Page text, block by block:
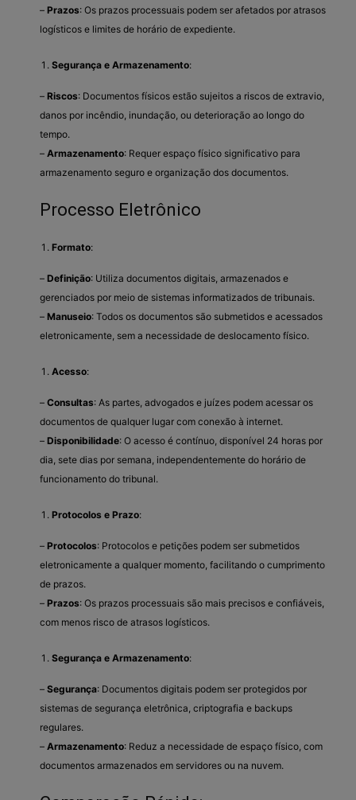
– Prazos: Os prazos processuais podem ser afetados por atrasos
logísticos e limites de horário de expediente.
Segurança e Armazenamento:
– Riscos: Documentos físicos estão sujeitos a riscos de extravio,
danos por incêndio, inundação, ou deterioração ao longo do
tempo.
– Armazenamento: Requer espaço físico significativo para
armazenamento seguro e organização dos documentos.
Processo Eletrônico
Formato:
– Definição: Utiliza documentos digitais, armazenados e
gerenciados por meio de sistemas informatizados de tribunais.
– Manuseio: Todos os documentos são submetidos e acessados
eletronicamente, sem a necessidade de deslocamento físico.
Acesso:
– Consultas: As partes, advogados e juízes podem acessar os
documentos de qualquer lugar com conexão à internet.
– Disponibilidade: O acesso é contínuo, disponível 24 horas por
dia, sete dias por semana, independentemente do horário de
funcionamento do tribunal.
Protocolos e Prazo:
– Protocolos: Protocolos e petições podem ser submetidos
eletronicamente a qualquer momento, facilitando o cumprimento
de prazos.
– Prazos: Os prazos processuais são mais precisos e confiáveis,
com menos risco de atrasos logísticos.
Segurança e Armazenamento:
– Segurança: Documentos digitais podem ser protegidos por
sistemas de segurança eletrônica, criptografia e backups
regulares.
– Armazenamento: Reduz a necessidade de espaço físico, com
documentos armazenados em servidores ou na nuvem.